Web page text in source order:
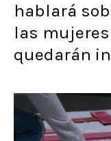
hablará
las
quedarán